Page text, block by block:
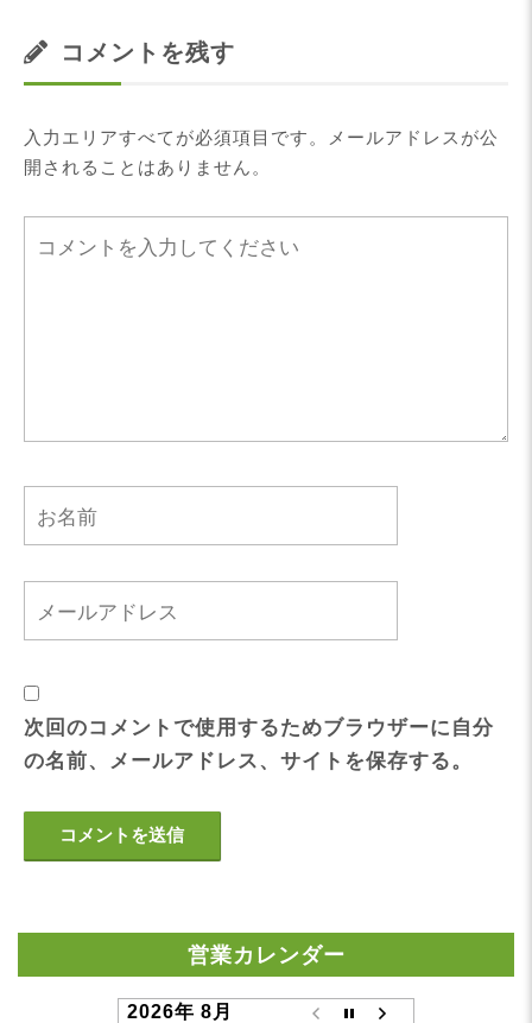
コメントを残す
入力エリアすべてが必須項目です。メールアドレスが公
開されることはありません。
次回のコメントで使用するためブラウザーに自分
の名前、メールアドレス、サイトを保存する。
営業カレンダー
2026年 8月